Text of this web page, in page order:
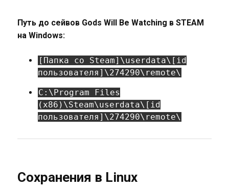
Путь до сейвов Gods Will Be Watching в STEAM
на Windows:
[Папка со Steam]\userdata\[id
пользователя]\274290\remote\
C:\Program Files
(x86)\Steam\userdata\[id
пользователя]\274290\remote\
Сохранения в Linux